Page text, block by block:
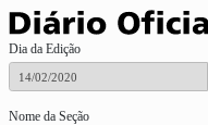
Dia da Edição
Nome da Seção